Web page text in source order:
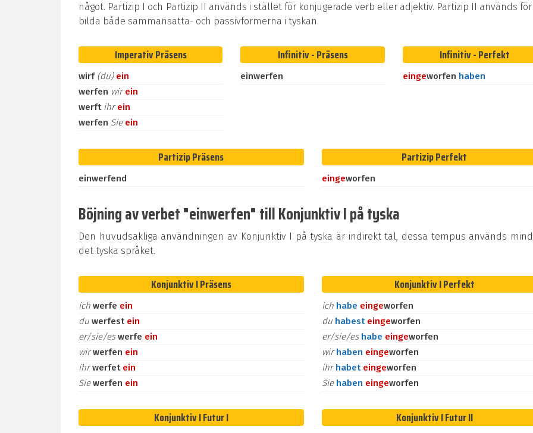
något. Partizip I och Partizip II används i stället för konjugerade verb eller adjektiv. Partizip II används
bilda både sammansatta- och passivformerna i tyskan.
Imperativ Präsens
wirf (du) ein
werfen wirein
werft ihrein
werfen Sie ein
Infinitiv - Präsens
einwerfen
Infinitiv - Perfekt
eingeworfen haben
Partizip Präsens
einwerfend
Partizip Perfekt
eingeworfen
Böjning av verbet "einwerfen" till Konjunktiv I på tyska
Den huvudsakliga användningen av Konjunktiv I på tyska är indirekt tal, dessa tempus används
det tyska språket.
Konjunktiv I Präsens
ich werfe ein
du werfest ein
er/sie/eswerfe ein
wirwerfen ein
ihrwerfet ein
Siewerfen ein
Konjunktiv I Perfekt
ich habe eingeworfen
du habest eingeworfen
er/sie/es habe eingeworfen
wirhaben eingeworfen
ihrhabet eingeworfen
Sie haben eingeworfen
Konjunktiv I Futur I Konjunktiv I Futur II